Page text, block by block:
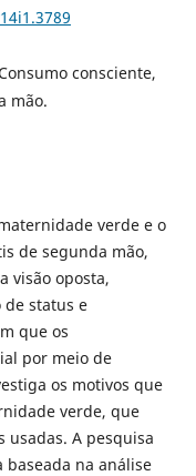
consciente,
mão.
verde e o
de segunda mão,
visão oposta,
de status e
que os
por meio de
os motivos que
verde, que
usadas. A pesquisa
na análise